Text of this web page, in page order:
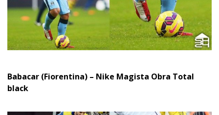
Babacar (Fiorentina) – Nike Magista Obra Total
black